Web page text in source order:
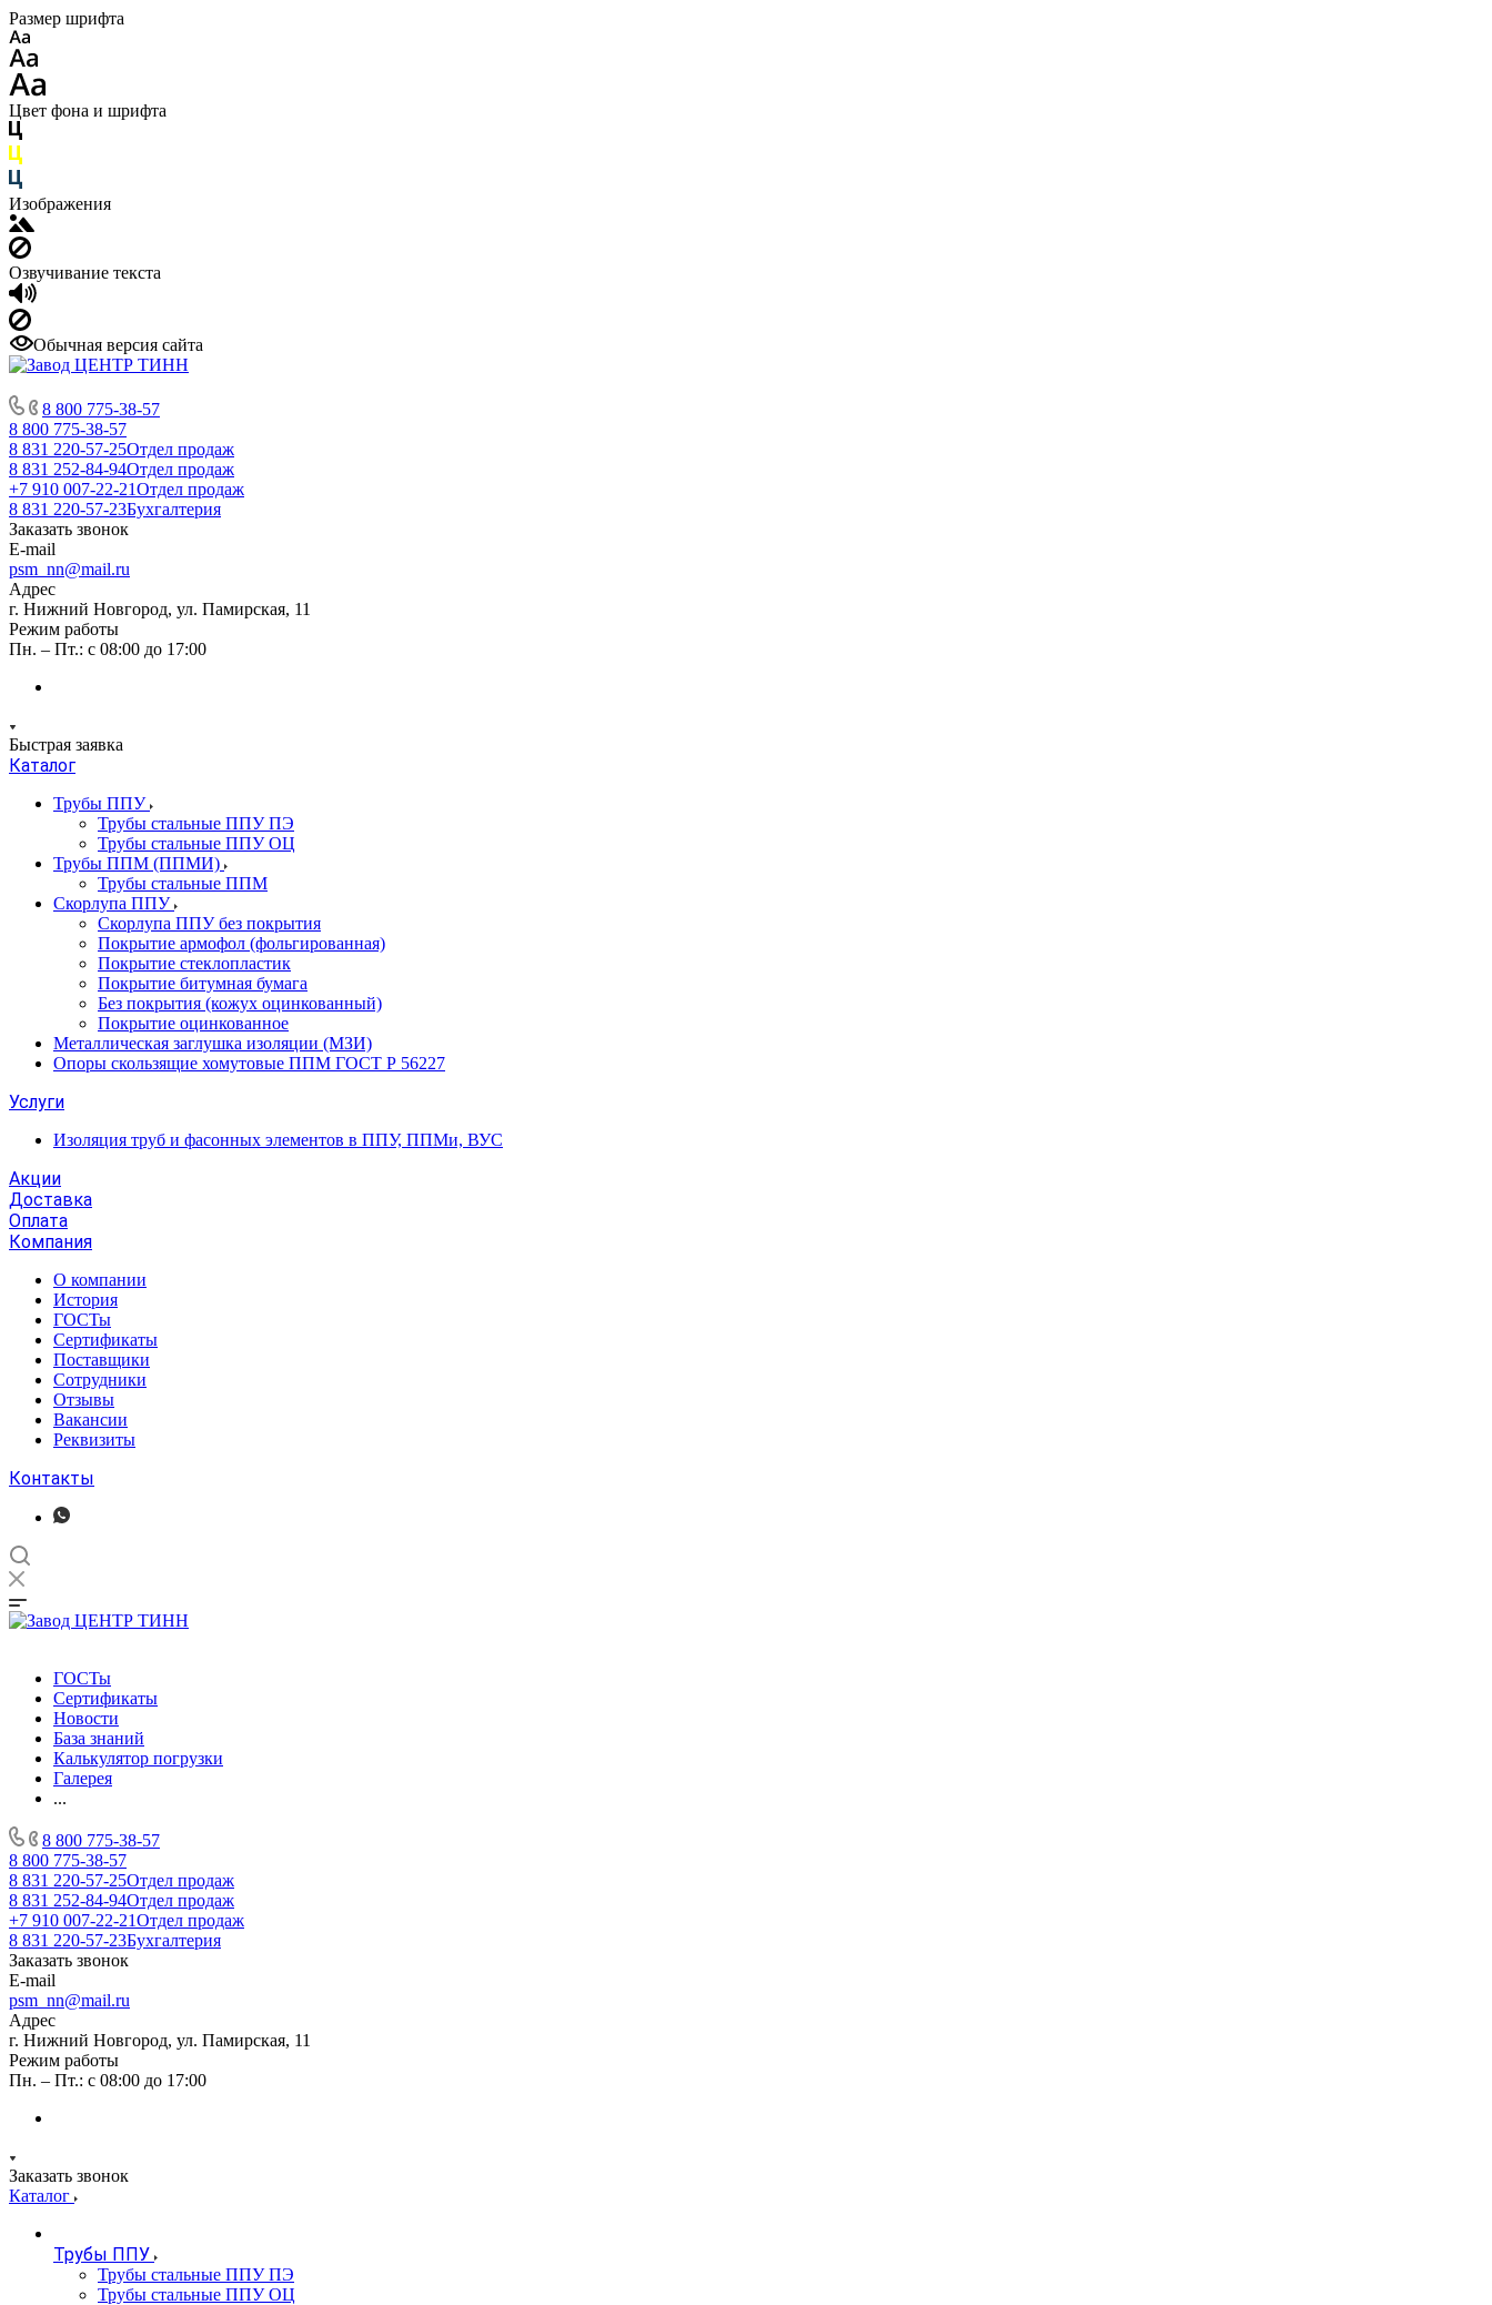
Размер шрифта
Цвет фона и шрифта
Изображения
Озвучивание текста
Обычная версия сайта
8 800 775-38-57
8 800 775-38-57
8 831 220-57-25Отдел продаж
8 831 252-84-94Отдел продаж
+7 910 007-22-21Отдел продаж
8 831 220-57-23Бухгалтерия
Заказать звонок
E-mail
psm_nn@mail.ru
Адрес
г. Нижний Новгород, ул. Памирская, 11
Режим работы
Пн. – Пт.: с 08:00 до 17:00
Быстрая заявка
Каталог
Трубы ППУ
Трубы стальные ППУ ПЭ
Трубы стальные ППУ ОЦ
Трубы ППМ (ППМИ)
Трубы стальные ППМ
Скорлупа ППУ
Скорлупа ППУ без покрытия
Покрытие армофол (фольгированная)
Покрытие стеклопластик
Покрытие битумная бумага
Без покрытия (кожух оцинкованный)
Покрытие оцинкованное
Металлическая заглушка изоляции (МЗИ)
Опоры скользящие хомутовые ППМ ГОСТ Р 56227
Услуги
Изоляция труб и фасонных элементов в ППУ, ППМи, ВУС
Акции
Доставка
Оплата
Компания
О компании
История
ГОСТы
Сертификаты
Поставщики
Сотрудники
Отзывы
Вакансии
Реквизиты
Контакты
ГОСТы
Сертификаты
Новости
База знаний
Калькулятор погрузки
Галерея
...
8 800 775-38-57
8 800 775-38-57
8 831 220-57-25Отдел продаж
8 831 252-84-94Отдел продаж
+7 910 007-22-21Отдел продаж
8 831 220-57-23Бухгалтерия
Заказать звонок
E-mail
psm_nn@mail.ru
Адрес
г. Нижний Новгород, ул. Памирская, 11
Режим работы
Пн. – Пт.: с 08:00 до 17:00
Заказать звонок
Каталог
Трубы ППУ
Трубы стальные ППУ ПЭ
Трубы стальные ППУ ОЦ